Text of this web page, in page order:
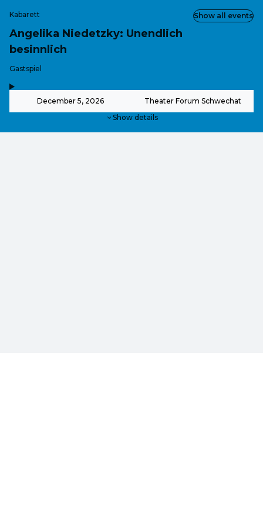
Kabarett
Angelika Niedetzky: Unendlich
besinnlich
-
Gastspiel
December 5, 2026 Theater Forum Schwechat
Show details
Show all events